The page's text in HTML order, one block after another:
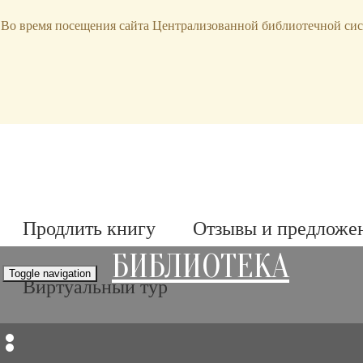
bibl-serv@mail.ru
Продлить книгу Отзывы и
Виртуальный тур
Toggle navigation БИБЛИОТЕКА
Во время посещения сайта Централизованной библиотечной